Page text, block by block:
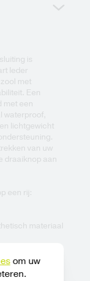
is
leder
met
Een
met een
waterproof,
lichtgewicht
van uw
draaiknop aan
een rij:
materiaal
om uw